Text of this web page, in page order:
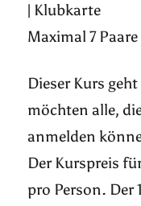
| Klubkarte
Maximal 7 Paare
Dieser Kurs
möchten alle,
anmelden
Der Kurspreis
pro Person. Der